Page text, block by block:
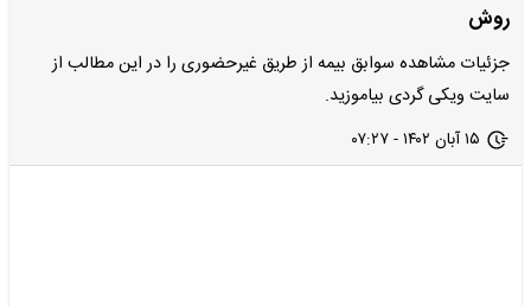
روش
جزئیات مشاهده سوابق بیمه‌ از طریق غیرحضوری را در این مطالب از
سایت ویکی گردی بیاموزید.
۱۵ آبان ۱۴۰۲ - ۰۷:۲۷